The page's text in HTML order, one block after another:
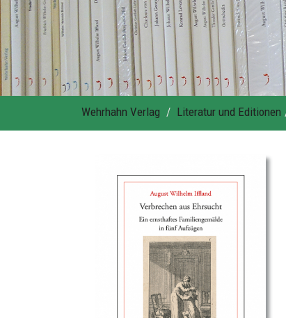
Wehrhahn Verlag Literatur und Editionen